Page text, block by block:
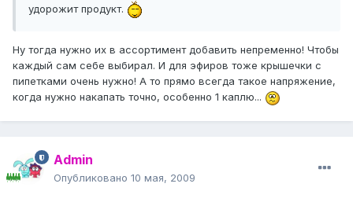
удорожит продукт.
Ну тогда нужно их в ассортимент добавить непременно! Чтобы
каждый сам себе выбирал. И для эфиров тоже крышечки с
пипетками очень нужно! А то прямо всегда такое напряжение,
когда нужно накапать точно, особенно 1 каплю...
Admin
Опубликовано 10 мая, 2009